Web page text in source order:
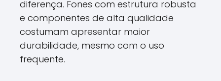
diferença. Fones com estrutura robusta
e componentes de alta qualidade
costumam apresentar maior
durabilidade, mesmo com o uso
frequente.